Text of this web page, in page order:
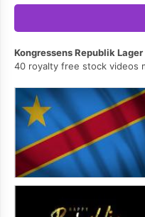
Kongressens Republik
40 royalty free stock videos